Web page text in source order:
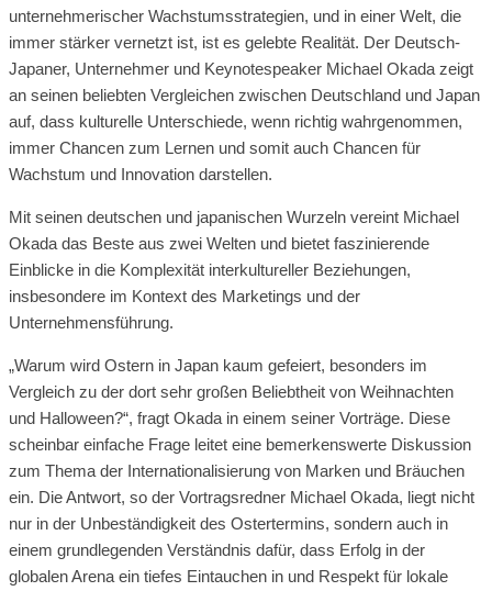
unternehmerischer Wachstumsstrategien, und in einer Welt, die
immer stärker vernetzt ist, ist es gelebte Realität. Der Deutsch-
Japaner, Unternehmer und Keynotespeaker Michael Okada zeigt
an seinen beliebten Vergleichen zwischen Deutschland und Japan
auf, dass kulturelle Unterschiede, wenn richtig wahrgenommen,
immer Chancen zum Lernen und somit auch Chancen für
Wachstum und Innovation darstellen.
Mit seinen deutschen und japanischen Wurzeln vereint Michael
Okada das Beste aus zwei Welten und bietet faszinierende
Einblicke in die Komplexität interkultureller Beziehungen,
insbesondere im Kontext des Marketings und der
Unternehmensführung.
„Warum wird Ostern in Japan kaum gefeiert, besonders im
Vergleich zu der dort sehr großen Beliebtheit von Weihnachten
und Halloween?“, fragt Okada in einem seiner Vorträge. Diese
scheinbar einfache Frage leitet eine bemerkenswerte Diskussion
zum Thema der Internationalisierung von Marken und Bräuchen
ein. Die Antwort, so der Vortragsredner Michael Okada, liegt nicht
nur in der Unbeständigkeit des Ostertermins, sondern auch in
einem grundlegenden Verständnis dafür, dass Erfolg in der
globalen Arena ein tiefes Eintauchen in und Respekt für lokale